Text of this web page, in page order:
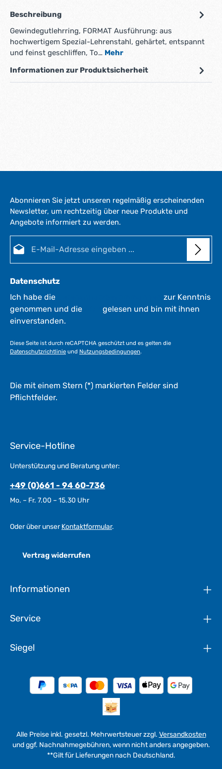
Beschreibung
Gewindegutlehrring, FORMAT Ausführung: aus
hochwertigem Spezial-Lehrenstahl, gehärtet, entspannt
und feinst geschliffen, To… Mehr
Informationen zur Produktsicherheit
Abonnieren Sie jetzt unseren regelmäßig erscheinenden
Newsletter, um rechtzeitig über neue Produkte und
Angebote informiert zu werden.
Datenschutz
Ich habe die
zur Kenntnis
genommen und die
gelesen und bin mit ihnen
einverstanden.
Diese Seite ist durch reCAPTCHA geschützt und es gelten die
Datenschutzrichtlinie und Nutzungsbedingungen.
Die mit einem Stern (*) markierten Felder sind
Pflichtfelder.
Service-Hotline
Unterstützung und Beratung unter:
+49 (0)661 - 94 60-736
Mo. – Fr. 7.00 – 15.30 Uhr
Oder über unserKontaktformular.
Vertrag widerrufen
Informationen
Service
Siegel
Alle Preise inkl. gesetzl. Mehrwertsteuer zzgl. Versandkosten
und ggf. Nachnahmegebühren, wenn nicht anders angegeben.
**Gilt für Lieferungen nach Deutschland.